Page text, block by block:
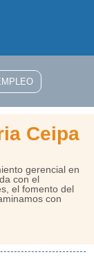
Ceipa
gerencial en
con el
el fomento del
con